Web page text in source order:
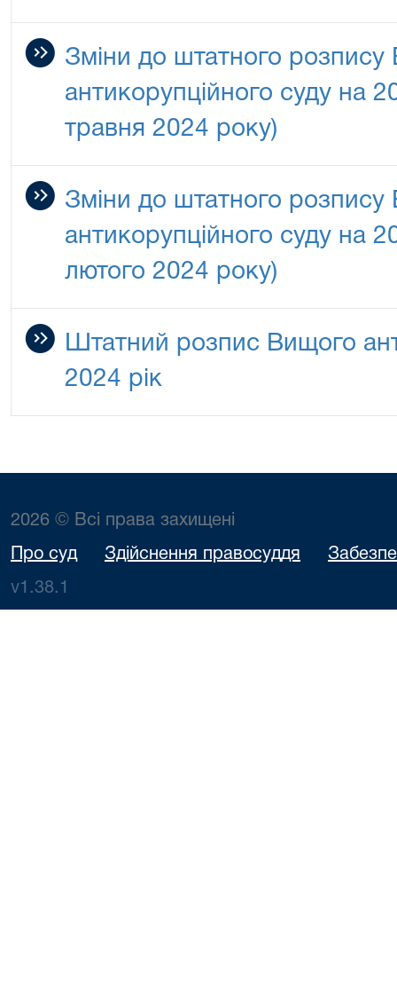
Зміни до штатного
антикорупційного суду на
травня 2024 року)
Зміни до штатного
антикорупційного суду на
лютого 2024 року)
Штатний розпис Вищого
2024 рік
2026 © Всі права захищені
Про суд Здійснення правосуддя
v1.38.1